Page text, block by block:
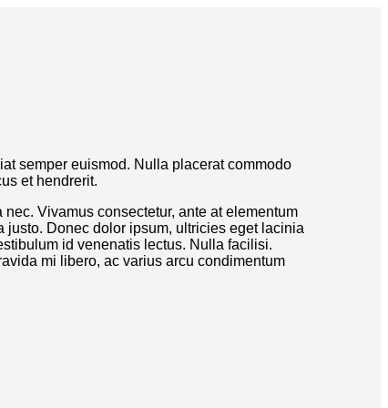
semper euismod. Nulla placerat commodo
et hendrerit.
Vivamus consectetur, ante at elementum
Donec dolor ipsum, ultricies eget lacinia
id venenatis lectus. Nulla facilisi.
mi libero, ac varius arcu condimentum